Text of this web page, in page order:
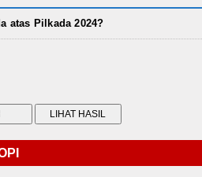
atas Pilkada 2024?